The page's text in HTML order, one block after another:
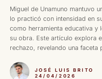
Miguel de Unamuno mantuvo
lo practicó con intensidad en
como herramienta educativa y
su obra. Este artículo explora
rechazo, revelando una
JOSÉ LUIS BRITO
24/04/2026